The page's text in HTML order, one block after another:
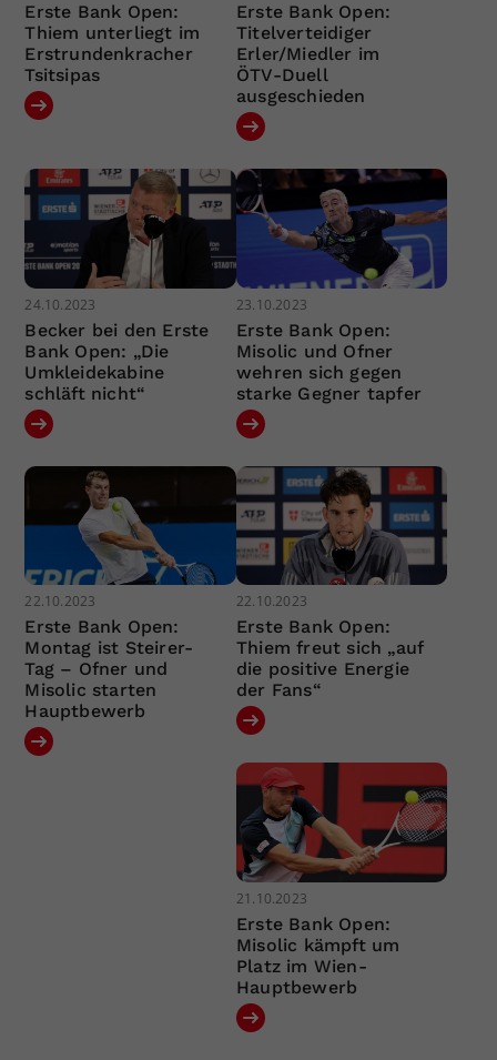
Erste Bank Open:
Thiem unterliegt im
Erstrundenkracher
Tsitsipas
Erste Bank Open:
Titelverteidiger
Erler/Miedler im
ÖTV-Duell
ausgeschieden
24.10.2023
Becker bei den Erste
Bank Open: „Die
Umkleidekabine
schläft nicht“
23.10.2023
Erste Bank Open:
Misolic und Ofner
wehren sich gegen
starke Gegner tapfer
22.10.2023
Erste Bank Open:
Montag ist Steirer-
Tag – Ofner und
Misolic starten
Hauptbewerb
22.10.2023
Erste Bank Open:
Thiem freut sich „auf
die positive Energie
der Fans“
21.10.2023
Erste Bank Open:
Misolic kämpft um
Platz im Wien-
Hauptbewerb